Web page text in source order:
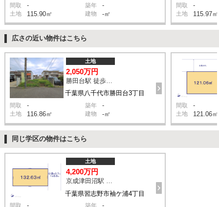
間取 - 築年 -
土地 115.90㎡ 建物 -㎡
間取 -
土地 115.97㎡
広さの近い物件はこちら
千葉県八千代市勝田台3丁目
土地
2,050万円
勝田台駅 徒歩12分
間取 - 築年 -
土地 116.86㎡ 建物 -㎡
間取 -
土地 121.06㎡
同じ学区の物件はこちら
千葉県習志野市袖ケ浦4丁目
土地
4,200万円
京成津田沼駅 徒歩14分
- -